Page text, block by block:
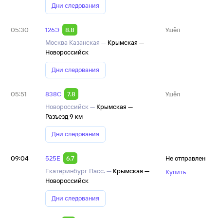
Дни следования
05:30 126Э
8.8
Москва Казанская — Крымская —
Новороссийск
Дни следования
Ушёл
05:51 838С
7.8
Новороссийск — Крымская —
Разъезд 9 км
Дни следования
Ушёл
09:04 525Е
6.7
Екатеринбург Пасс. — Крымская —
Новороссийск
Дни следования
Не отправлен
Купить